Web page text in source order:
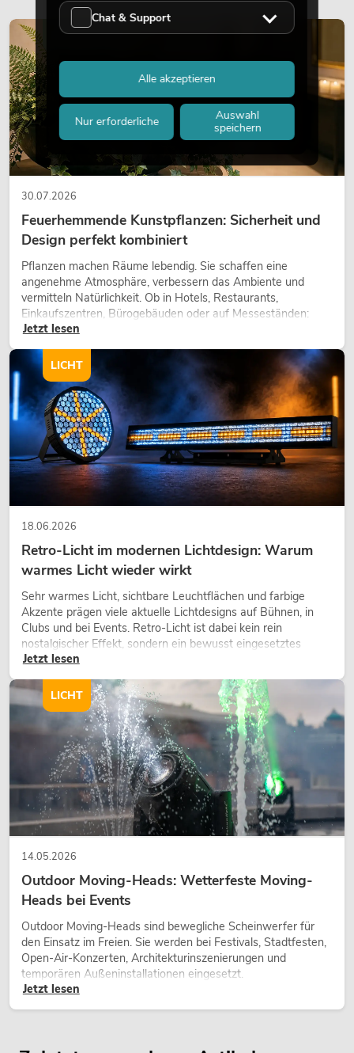
30.07.2026
Feuerhemmende Kunstpflanzen: Sicherheit und
Design perfekt kombiniert
Pflanzen machen Räume lebendig. Sie schaffen eine
angenehme Atmosphäre, verbessern das Ambiente und
vermitteln Natürlichkeit. Ob in Hotels, Restaurants,
Einkaufszentren, Bürogebäuden oder auf Messeständen:
eine hochwertige Begrünung gehört heute längst zum
Jetzt lesen
DEKORATION
18.06.2026
Retro-Licht im modernen Lichtdesign: Warum
warmes Licht wieder wirkt
Sehr warmes Licht, sichtbare Leuchtflächen und farbige
Akzente prägen viele aktuelle Lichtdesigns auf Bühnen, in
Clubs und bei Events. Retro-Licht ist dabei kein rein
nostalgischer Effekt, sondern ein bewusst eingesetztes
Gestaltungsmittel: Es schafft Atmosphäre, gibt Szenen
wirken lassen.
Jetzt lesen
LICHT
14.05.2026
Outdoor Moving-Heads: Wetterfeste Moving-
Heads bei Events
Outdoor Moving-Heads sind bewegliche Scheinwerfer für
den Einsatz im Freien. Sie werden bei Festivals, Stadtfesten,
Open-Air-Konzerten, Architekturinszenierungen und
temporären Außeninstallationen eingesetzt.
Jetzt lesen
LICHT
Chat & Support
Nur erforderliche
Auswahl
speichern
Alle akzeptieren